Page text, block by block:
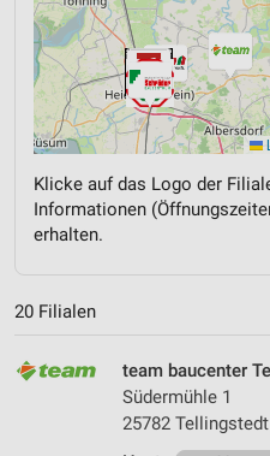
Klicke auf das Logo der
Informationen
erhalten.
20 Filialen
team baucenter
Südermühle 1
25782 Tellingstedt